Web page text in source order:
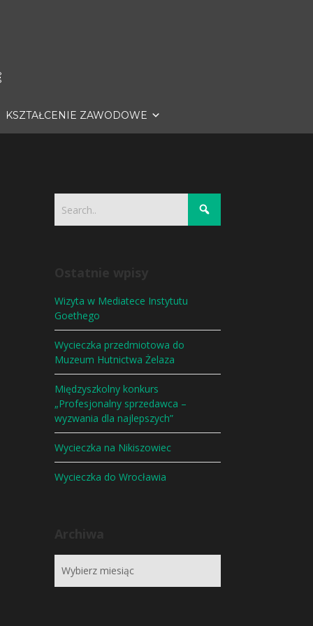
KSZTAŁCENIE ZAWODOWE
Wizyta w Mediatece Instytutu
Goethego
Wycieczka przedmiotowa do
Muzeum Hutnictwa Żelaza
Międzyszkolny konkurs
„Profesjonalny sprzedawca –
wyzwania dla najlepszych”
Wycieczka na Nikiszowiec
Wycieczka do Wrocławia